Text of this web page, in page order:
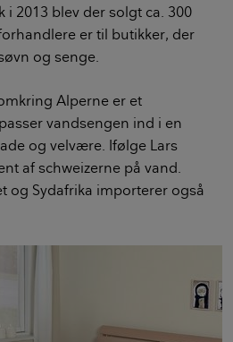
i 2013 blev der solgt ca. 300
er til butikker, der
og senge.
Alperne er et
vandsengen ind i en
og velvære. Ifølge Lars
af schweizerne på vand.
og Sydafrika importerer også